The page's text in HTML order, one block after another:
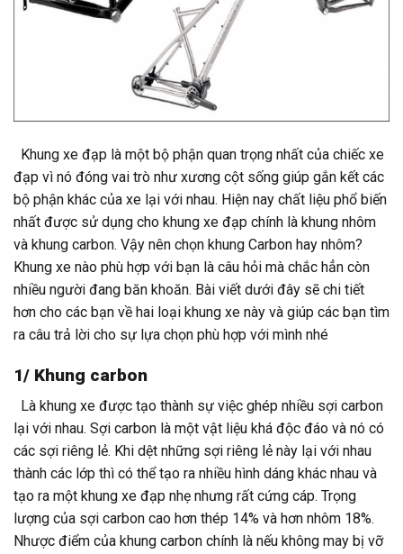
Khung xe đạp là một bộ phận quan trọng nhất của chiếc xe
đạp vì nó đóng vai trò như xương cột sống giúp gắn kết các
bộ phận khác của xe lại với nhau. Hiện nay chất liệu phổ biến
nhất được sử dụng cho khung xe đạp chính là khung nhôm
và khung carbon. Vậy nên chọn khung Carbon hay nhôm?
Khung xe nào phù hợp với bạn là câu hỏi mà chắc hẳn còn
nhiều người đang băn khoăn. Bài viết dưới đây sẽ chi tiết
hơn cho các bạn về hai loại khung xe này và giúp các bạn tìm
ra câu trả lời cho sự lựa chọn phù hợp với mình nhé
1/ Khung carbon
Là khung xe được tạo thành sự việc ghép nhiều sợi carbon
lại với nhau. Sợi carbon là một vật liệu khá độc đáo và nó có
các sợi riêng lẻ. Khi dệt những sợi riêng lẻ này lại với nhau
thành các lớp thì có thể tạo ra nhiều hình dáng khác nhau và
tạo ra một khung xe đạp nhẹ nhưng rất cứng cáp. Trọng
lượng của sợi carbon cao hơn thép 14% và hơn nhôm 18%.
Nhược điểm của khung carbon chính là nếu không may bị vỡ